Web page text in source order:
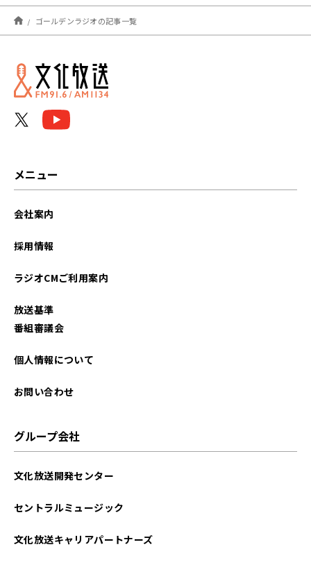
2026年08月
2026年07月
2026年06月
2025年09月
2025年06月
ゴールデンラジオの記事一覧
メニュー
会社案内
採用情報
ラジオCMご利用案内
放送基準
番組審議会
個人情報について
お問い合わせ
グループ会社
文化放送開発センター
セントラルミュージック
文化放送キャリアパートナーズ